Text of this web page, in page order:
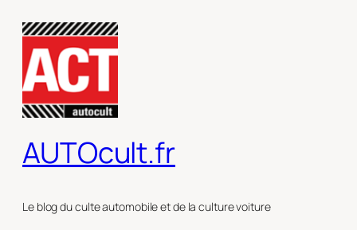
contenu
AUTOcult.fr
Le blog du culte automobile et de la culture voiture